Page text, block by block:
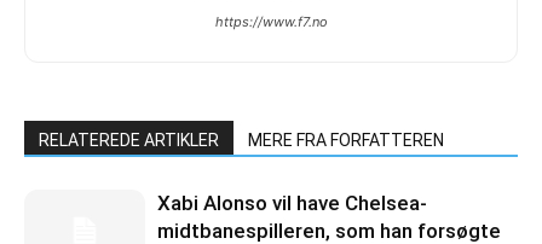
https://www.f7.no
RELATEREDE ARTIKLER MERE FRA FORFATTEREN
Xabi Alonso vil have Chelsea-
midtbanespilleren, som han forsøgte